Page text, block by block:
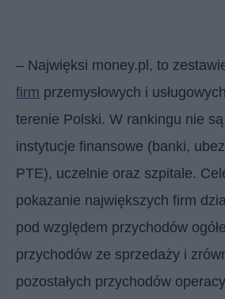
– Najwięksi money.pl, to
firm przemysłowych i
terenie Polski. W rankingu nie
instytucje finansowe (banki,
PTE), uczelnie oraz szpitale.
pokazanie największych firm
pod względem przychodów
przychodów ze sprzedaży i
pozostałych przychodów